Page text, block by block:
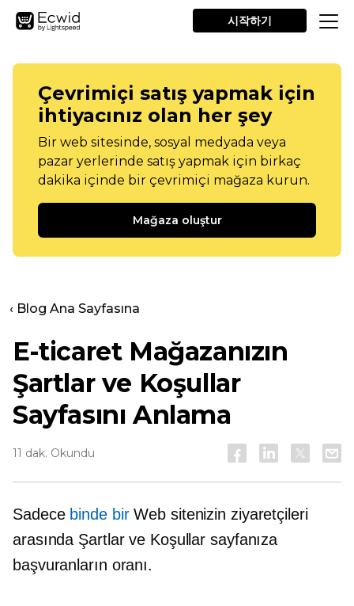
시작하기
Çevrimiçi satış yapmak için
ihtiyacınız olan her şey
Bir web sitesinde, sosyal medyada veya
pazar yerlerinde satış yapmak için birkaç
dakika içinde bir çevrimiçi mağaza kurun.
Mağaza oluştur
‹ Blog Ana Sayfasına
E-ticaret Mağazanızın
Şartlar ve Koşullar
Sayfasını Anlama
11 dak. Okundu
Sadece binde birWeb sitenizin ziyaretçileri
arasında Şartlar ve Koşullar sayfanıza
başvuranların oranı.